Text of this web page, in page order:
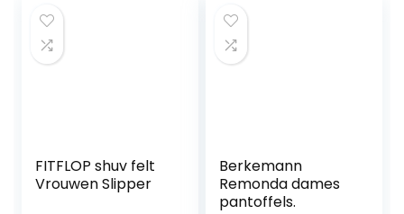
FITFLOP shuv felt
Vrouwen Slipper
Berkemann
Remonda dames
pantoffels.